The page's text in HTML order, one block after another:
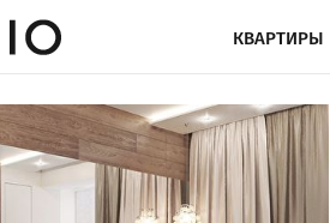
КВАРТИРЫ